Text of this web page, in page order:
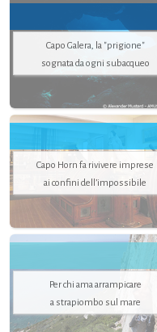
Capo Galera, la "prigione"
sognata da ogni subacqueo
Capo Horn fa rivivere imprese
ai confini dell’impossibile
Per chi ama arrampicare
a strapiombo sul mare